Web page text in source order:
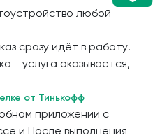
любой
сразу идёт в работу!
- услуга оказывается,
от Тинькофф
приложении с
и После выполнения